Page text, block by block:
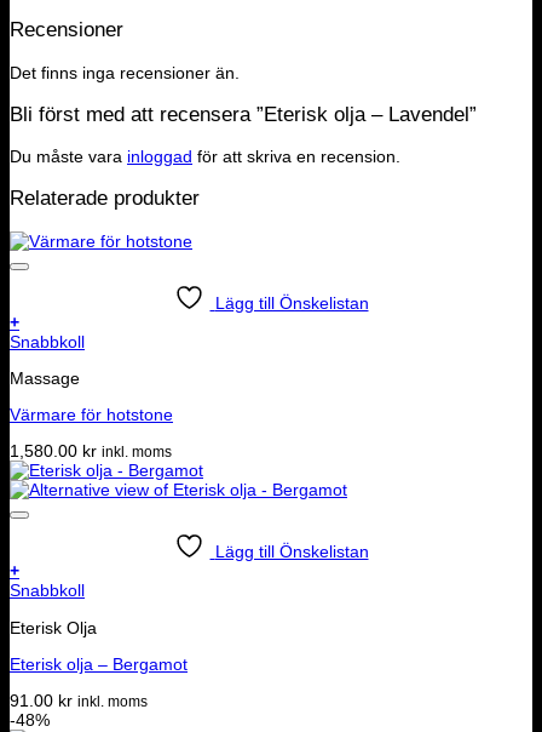
Recensioner
Det finns inga recensioner än.
Bli först med att recensera ”Eterisk olja – Lavendel”
Du måste vara inloggad för att skriva en recension.
Relaterade produkter
Lägg till Önskelistan
+
Snabbkoll
Massage
Värmare för hotstone
1,580.00 kr inkl. moms
Lägg till Önskelistan
+
Snabbkoll
Eterisk Olja
Eterisk olja – Bergamot
91.00 kr inkl. moms
-48%